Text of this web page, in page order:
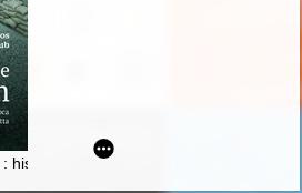
historia chłopca z łódzkiego getta